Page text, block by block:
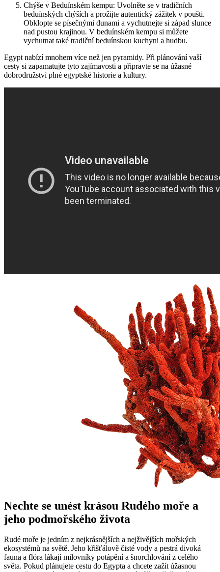
Chýše v Beduínském kempu: Uvolněte se v tradičních
beduínských chýších a prožijte autentický zážitek v poušti.
Obklopte se písečnými dunami a vychutnejte si západ slunce
nad pustou krajinou. V beduínském kempu si můžete
vychutnat také tradiční beduínskou kuchyni a hudbu.
Egypt nabízí mnohem více než jen pyramidy. Při plánování vaší
cesty si zapamatujte tyto zajímavosti a připravte se na úžasné
dobrodružství plné egyptské historie a kultury.
Nechte se unést krásou Rudého moře a
jeho podmořského života
Rudé moře je jedním z nejkrásnějších a nejživějších mořských
ekosystémů na světě. Jeho křišťálově čisté vody a pestrá divoká
fauna a flóra lákají milovníky potápění a šnorchlování z celého
světa. Pokud plánujete cestu do Egypta a chcete zažít úžasnou